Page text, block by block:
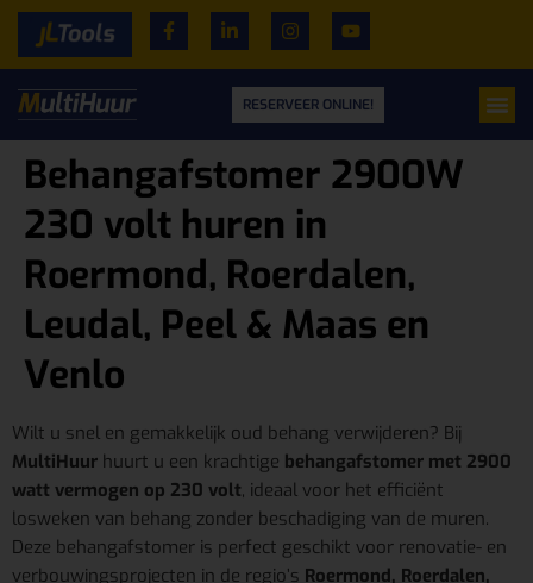
RESERVEER ONLINE!
Behangafstomer 2900W
230 volt huren in
Roermond, Roerdalen,
Leudal, Peel & Maas en
Venlo
Wilt u snel en gemakkelijk oud behang verwijderen? Bij
MultiHuur huurt u een krachtige behangafstomer met 2900
watt vermogen op 230 volt, ideaal voor het efficiënt
losweken van behang zonder beschadiging van de muren.
Deze behangafstomer is perfect geschikt voor renovatie- en
verbouwingsprojecten in de regio’s Roermond, Roerdalen,